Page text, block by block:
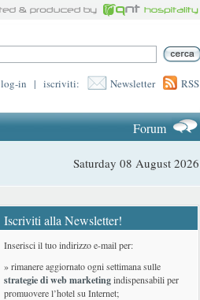
log-in | iscriviti: Newsletter RSS
Forum
Saturday 08 August 2026
Iscriviti alla Newsletter!
Inserisci il tuo indirizzo e-mail per:
» rimanere aggiornato ogni settimana sulle
strategie di web marketingindispensabili per
promuovere l’hotel su Internet;